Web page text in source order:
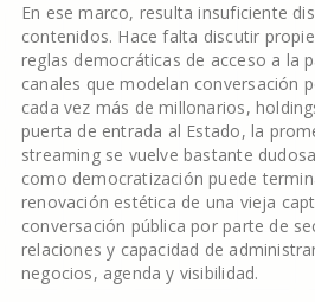
En ese marco, resulta insuficiente
contenidos. Hace falta discutir
reglas democráticas de acceso a la
canales que modelan conversación
cada vez más de millonarios,
puerta de entrada al Estado, la
streaming se vuelve bastante
como democratización puede
renovación estética de una vieja
conversación pública por parte de
relaciones y capacidad de
negocios, agenda y visibilidad.